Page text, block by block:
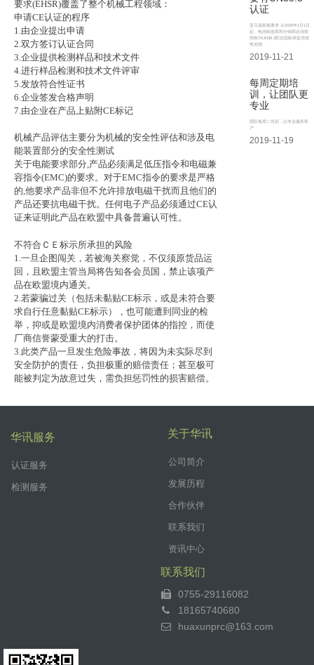
要求(EHSR)覆盖了整个机械工程领域：
申请CE认证的程序
1.由企业提出申请
2.双方签订认证合同
3.企业提供检测样品和技术文件
4.进行样品检测和技术文件评审
5.发放符合性证书
6.企业签发合格声明
7.由企业在产品上贴附CE标记
机械产品评估主要分为机械的安全性评估和涉及电
能装置部分的安全性测试
关于电能要求部分,产品必须满足低压指令和电磁兼
容指令(EMC)的要求。对于EMC指令的要求是严格
的,他要求产品非但不允许排放电磁干扰而且他们的
产品还要抗电磁干扰。任何电子产品必须通过CE认
证来证明此产品在欧盟中具备普遍认可性。
不符合ＣＥ标示所承担的风险
1.一旦企图闯关，若被海关察觉，不仅须原货品运
回，且欧盟主管当局将告知各会员国，禁止该项产
品在欧盟境内通关。
2.若蒙骗过关（包括未黏贴CE标示，或是未符合要
求自行任意黏贴CE标示），也可能遭到同业的检
举，抑或是欧盟境内消费者保护团体的指控，而使
厂商信誉蒙受重大的打击。
3.此类产品一旦发生危险事故，将因为未实际尽到
安全防护的责任，负担极重的赔偿责任；甚至极可
能被判定为故意过失，需负担惩罚性的损害赔偿。
认证
亚马逊新规要求 从2020年1月1日
起，电池制造商和分销商必须按
照称为UN38.3联合国标准提供锂
电池测..
2019-11-21
每周定期培
训，让团队更
专业
团队每周二培训，以专业服务客
户
2019-11-19
华讯服务
认证服务
检测服务
关于华讯
公司简介
发展历程
合作伙伴
联系我们
资讯中心
联系我们
0755-29116082
18165740680
huaxunprc@163.com